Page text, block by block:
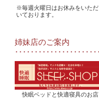
※毎週火曜日はお休みをいただ
いております。
姉妹店のご案内
快眠ベッドと快適寝具のお店